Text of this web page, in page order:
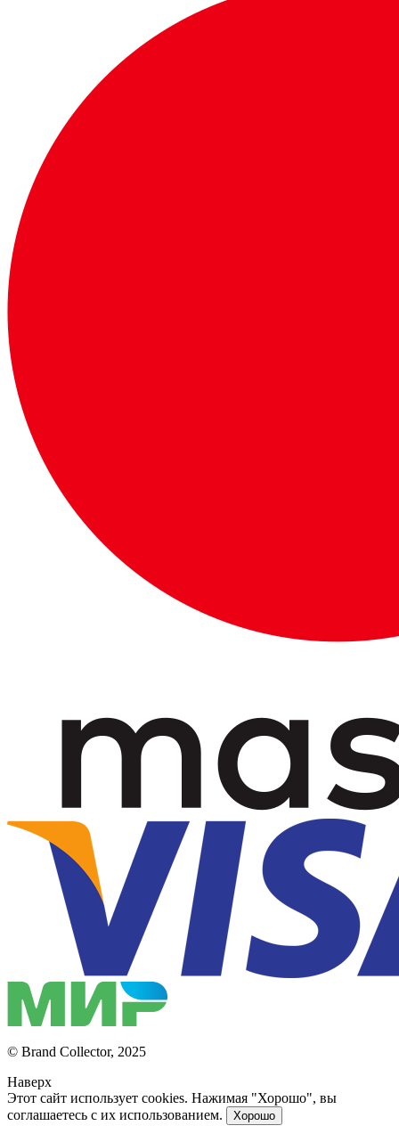
© Brand Collector, 2025
Наверх
Этот сайт использует cookies. Нажимая "Хорошо", вы
соглашаетесь с их использованием.
Хорошо